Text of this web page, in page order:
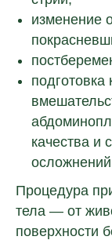
изменение
подготовка
качества и
Процедура
тела — от
поверхности